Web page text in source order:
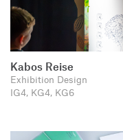
Kabos Reise
Exhibition Design
IG4, KG4, KG6